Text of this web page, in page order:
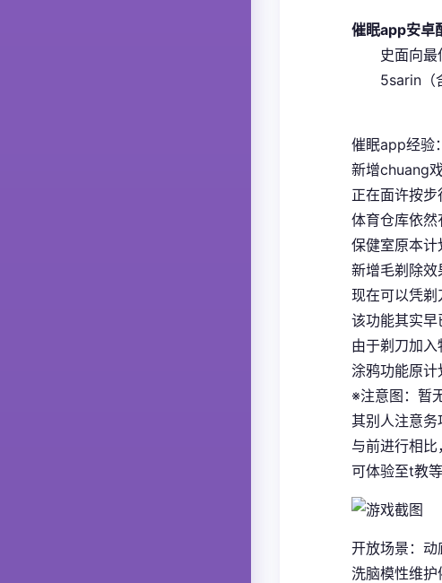
催眠app安卓
史面向最
5sarin（
催眠app经验：
新增chuang
正在面许按
体育仓库依
保健室原本
新增毛剃除效
现在可以凭
该功能其实早
由于剃刀加入
涂鸦功能原
※注意图 ：暂
其别人注意务
与前进行相
可体验至t教
开放场景：
洗脑模性维护